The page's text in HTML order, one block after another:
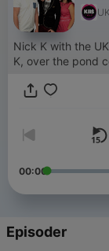
Nick K with the
K, over the pond
00:00
Episoder